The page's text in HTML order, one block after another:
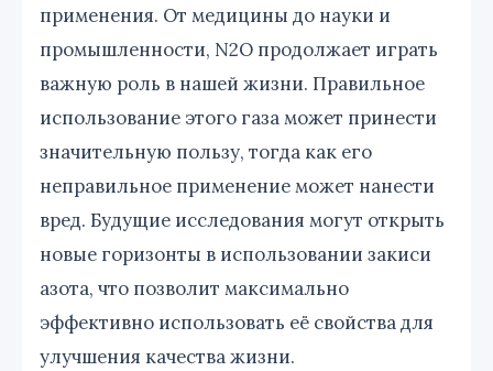
применения. От медицины до науки и
промышленности, N2O продолжает играть
важную роль в нашей жизни. Правильное
использование этого газа может принести
значительную пользу, тогда как его
неправильное применение может нанести
вред. Будущие исследования могут открыть
новые горизонты в использовании закиси
азота, что позволит максимально
эффективно использовать её свойства для
улучшения качества жизни.